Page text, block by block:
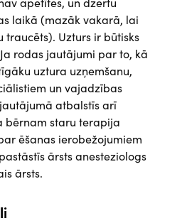
laikā (mazāk vakarā, lai
traucēts). Uzturs ir būtisks
rodas jautājumi par to, kā
uztura uzņemšanu,
un vajadzības
atbalstīs arī
bērnam staru terapija
ēšanas ierobežojumiem
ārsts anesteziologs
ārsts.